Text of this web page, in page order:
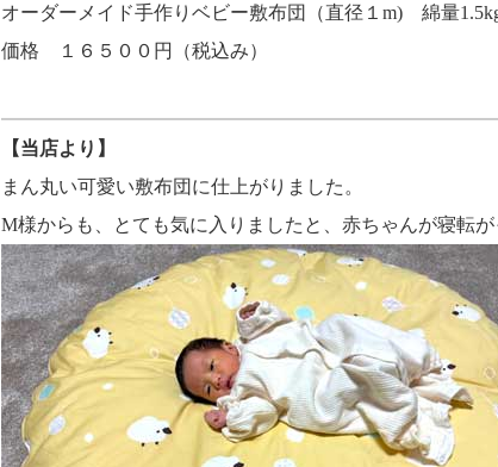
オーダーメイド手作りベビー敷布団（直径１m) 綿量
価格 １６５００円（税込み）
【当店より】
まん丸い可愛い敷布団に仕上がりました。
M様からも、とても気に入りましたと、赤ちゃんが寝転